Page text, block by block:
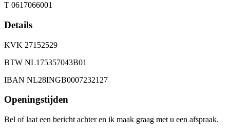
T 0617066001
Details
KVK 27152529
BTW NL175357043B01
IBAN NL28INGB0007232127
Openingstijden
Bel of laat een bericht achter en ik maak graag met u een afspraak.